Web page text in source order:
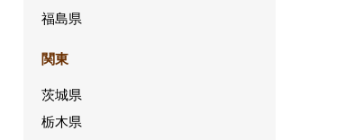
福島県
関東
茨城県
栃木県